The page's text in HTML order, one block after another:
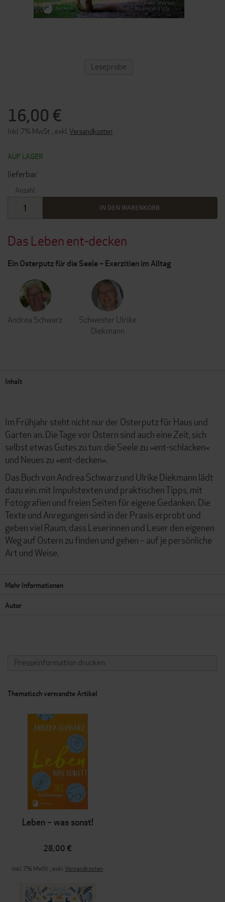
Das Leben ent-decken
Ein Osterputz für die Seele – Exerzitien im Alltag
Andrea Schwarz
Schwester Ulrike
Diekmann
16,00 €
Inkl. 7% MwSt. exkl. Versandkosten
AUF LAGER
lieferbar
Anzahl
IN DEN WARENKORB
ZUM
ANFANG
Leseprobe
Inhalt
Im Frühjahr steht nicht nur der Osterputz für Haus und
Garten an. Die Tage vor Ostern sind auch eine Zeit, sich
selbst etwas Gutes zu tun: die Seele zu »ent-schlacken«
und Neues zu »ent-decken«.
Das Buch von Andrea Schwarz und Ulrike Diekmann lädt
dazu ein: mit Impulstexten und praktischen Tipps, mit
Fotografien und freien Seiten für eigene Gedanken. Die
Texte und Anregungen sind in der Praxis erprobt und
geben viel Raum, dass Leserinnen und Leser den eigenen
Weg auf Ostern zu finden und gehen – auf je persönliche
Art und Weise.
Mehr Informationen
Autor
Presseinformation drucken
Thematisch verwandte Artikel
Leben – was sonst!
28,00 €
Inkl. 7% MwSt.,exkl.Versandkosten